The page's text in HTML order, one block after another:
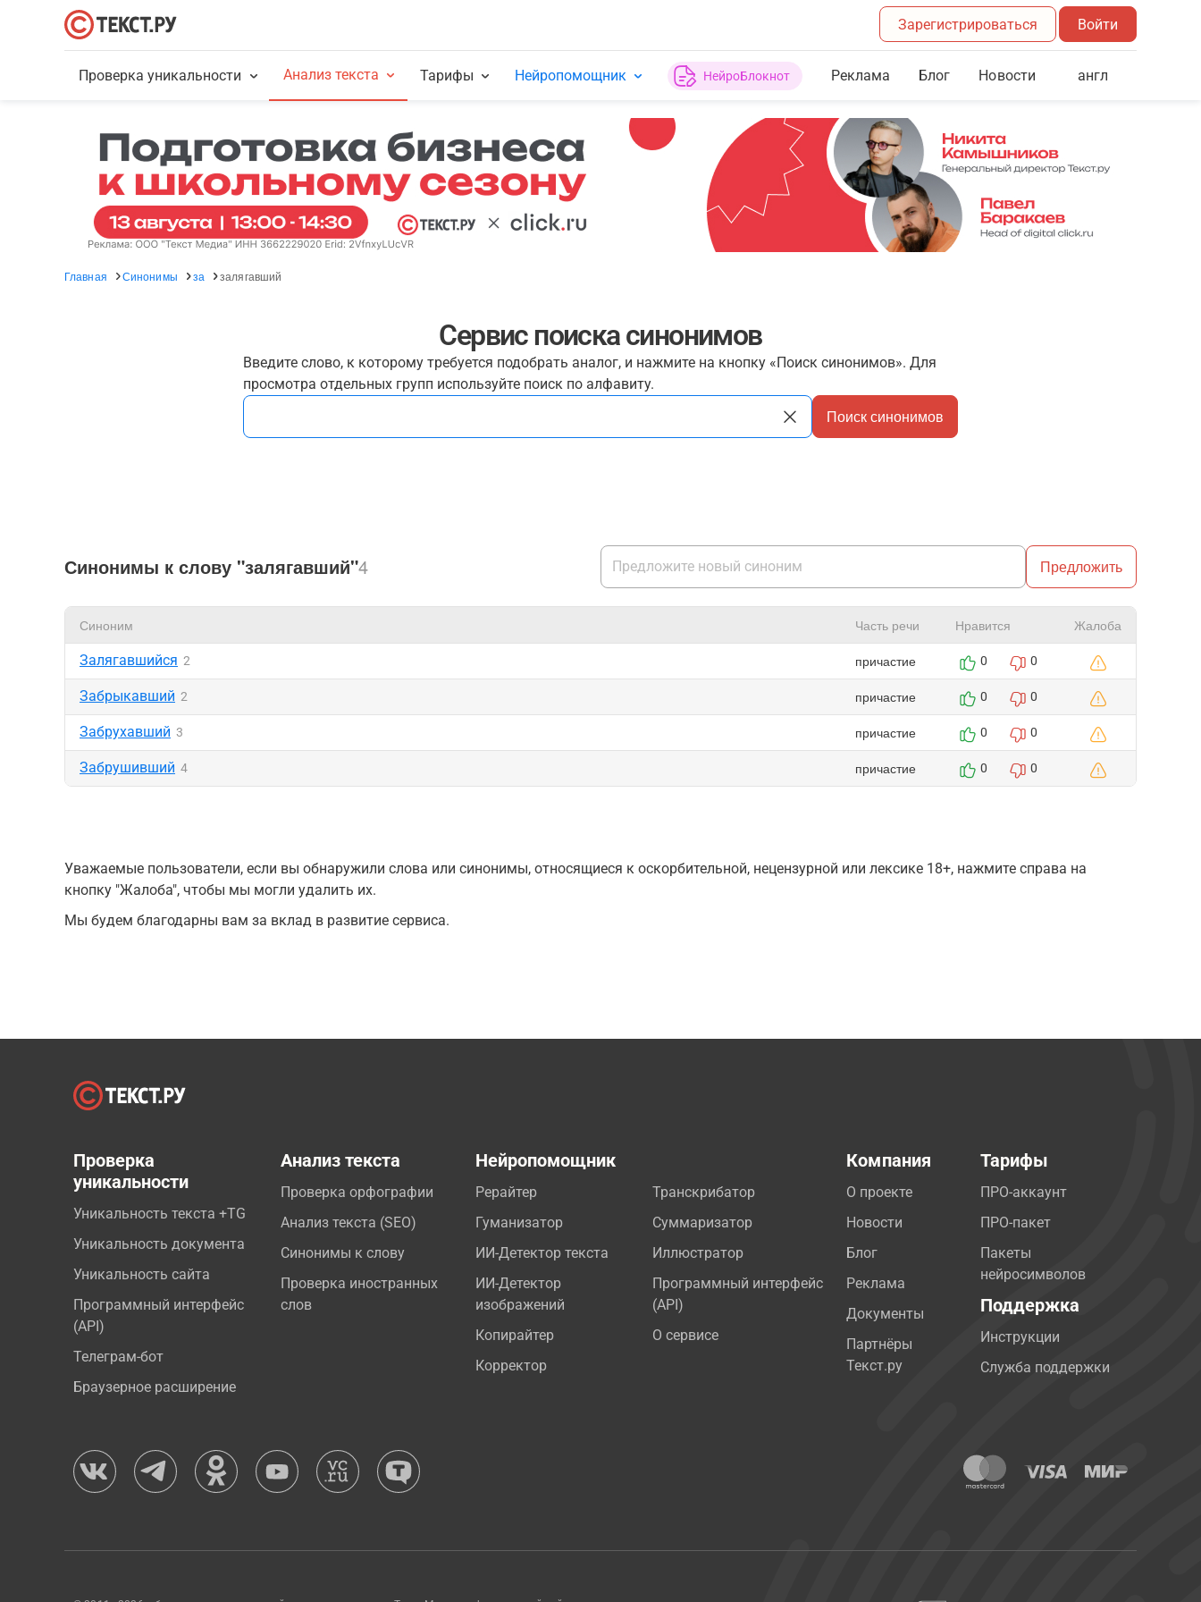
Зарегистрироваться Войти
Проверка уникальности Анализ текста Тарифы Нейропомощник НейроБлокнот Реклама Блог Новости англ
Главная Синонимы за залягавший
Сервис поиска синонимов
Введите слово, к которому требуется подобрать аналог, и нажмите на кнопку «Поиск синонимов». Для
просмотра отдельных групп используйте поиск по алфавиту.
Поиск синонимов
Синонимы к слову "залягавший"4 Предложить
Синоним Часть речи Нравится Жалоба
Залягавшийся 2 причастие 0 0
Забрыкавший 2 причастие 0 0
Забрухавший 3 причастие 0 0
Забрушивший 4 причастие 0 0
Уважаемые пользователи, если вы обнаружили слова или синонимы, относящиеся к оскорбительной, нецензурной или лексике 18+, нажмите справа на
кнопку "Жалоба", чтобы мы могли удалить их.
Мы будем благодарны вам за вклад в развитие сервиса.
Проверка
уникальности
Уникальность текста +TG
Уникальность документа
Уникальность сайта
Программный интерфейс
(API)
Телеграм-бот
Браузерное расширение
Анализ текста
Проверка орфографии
Анализ текста (SEO)
Синонимы к слову
Проверка иностранных
слов
Нейропомощник
Рерайтер
Гуманизатор
ИИ-Детектор текста
ИИ-Детектор
изображений
Копирайтер
Корректор
Транскрибатор
Суммаризатор
Иллюстратор
Программный интерфейс
(API)
О сервисе
Компания
О проекте
Новости
Блог
Реклама
Документы
Партнёры
Текст.ру
Тарифы
ПРО-аккаунт
ПРО-пакет
Пакеты
нейросимволов
Поддержка
Инструкции
Служба поддержки